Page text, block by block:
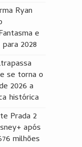
Ryan
e
2028
se torna o
2026 a
histórica
Prada 2
após
milhões